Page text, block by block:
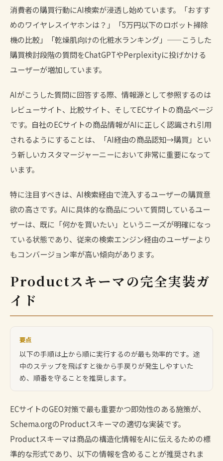
消費者の購買行動にAI検索が浸透し始めています。「おすす
めのワイヤレスイヤホンは？」「5万円以下のロボット掃除
機の比較」「乾燥肌向けの化粧水ランキング」——こうした
購買検討段階の質問をChatGPTやPerplexityに投げかける
ユーザーが増加しています。
AIがこうした質問に回答する際、情報源として参照するのは
レビューサイト、比較サイト、そしてECサイトの商品ページ
です。自社のECサイトの商品情報がAIに正しく認識され引用
されるようにすることは、「AI経由の商品認知→購買」とい
う新しいカスタマージャーニーにおいて非常に重要になって
います。
特に注目すべきは、AI検索経由で流入するユーザーの購買意
欲の高さです。AIに具体的な商品について質問しているユー
ザーは、既に「何かを買いたい」というニーズが明確になっ
ている状態であり、従来の検索エンジン経由のユーザーより
もコンバージョン率が高い傾向があります。
Productスキーマの完全実装ガ
イド
要点
以下の手順は上から順に実行するのが最も効率的です。途
中のステップを飛ばすと後から手戻りが発生しやすいた
め、順番を守ることを推奨します。
ECサイトのGEO対策で最も重要かつ即効性のある施策が、
Schema.orgのProductスキーマの適切な実装です。
Productスキーマは商品の構造化情報をAIに伝えるための標
準的な形式であり、以下の情報を含めることが推奨されま